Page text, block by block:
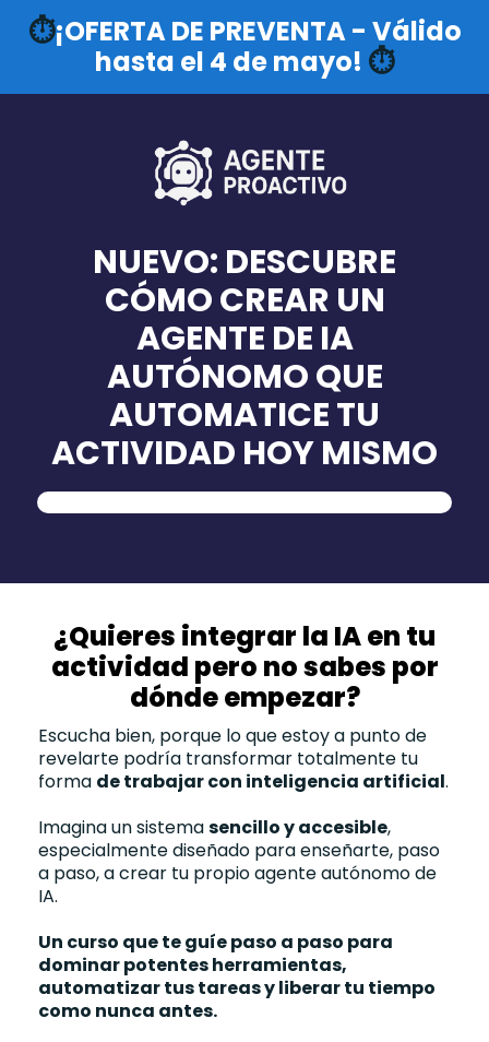
⏱️¡OFERTA DE PREVENTA - Válido
hasta el 4 de mayo! ⏱️
NUEVO: DESCUBRE
CÓMO CREAR UN
AGENTE DE IA
AUTÓNOMO QUE
AUTOMATICE TU
ACTIVIDAD HOY MISMO
¿Quieres integrar la IA en tu
actividad pero no sabes por
dónde empezar?
Escucha bien, porque lo que estoy a punto de
revelarte podría transformar totalmente tu
forma de trabajar con inteligencia artificial.
Imagina un sistemasencillo y accesible,
especialmente diseñado para enseñarte, paso
a paso, a crear tu propio agente autónomo de
IA.
Un curso que te guíe paso a paso para
dominar potentes herramientas,
automatizar tus tareas y liberar tu tiempo
como nunca antes.